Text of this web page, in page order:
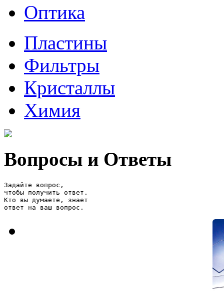
Оптика
Пластины
Фильтры
Кристаллы
Химия
Вопросы и Ответы
Задайте вопрос,
чтобы получить ответ.
Кто вы думаете, знает
ответ на ваш вопрос.